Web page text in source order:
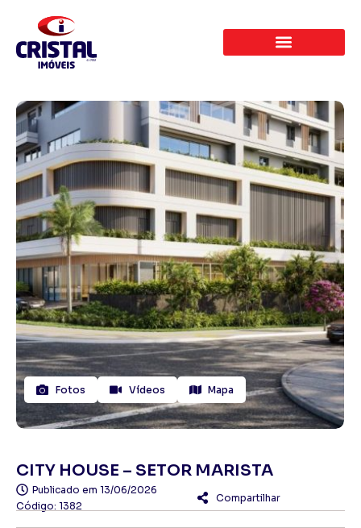
Fotos Vídeos Mapa
CITY HOUSE – SETOR MARISTA
Publicado em 13/06/2026
Código: 1382
Compartilhar